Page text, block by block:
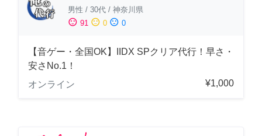
男性 / 30代 / 神奈川県
sentiment_satisfied 91 sentiment_neutral 0 sentiment_dissatisfied 0
【音ゲー・全国OK】IIDX SPクリア代行！早さ・
安さNo.1！
オンライン
¥1,000